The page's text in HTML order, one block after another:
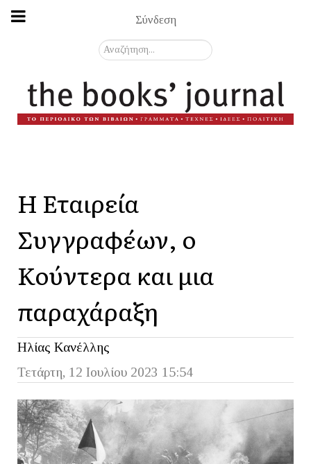
Σύνδεση
Αναζήτηση...
Η Εταιρεία
Συγγραφέων, ο
Κούντερα και μια
παραχάραξη
Ηλίας Κανέλλης
Τετάρτη, 12 Ιουλίου 2023 15:54